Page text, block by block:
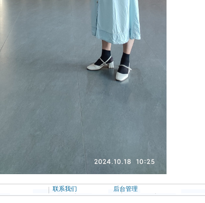
联系我们 后台管理